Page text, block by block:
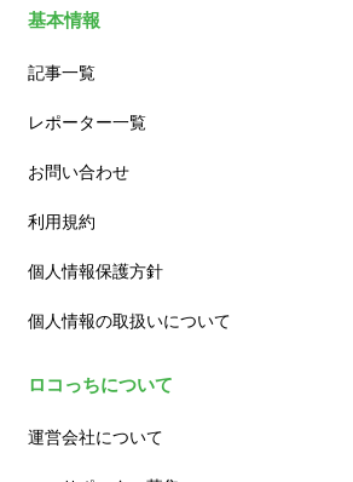
基本情報
記事一覧
レポーター一覧
お問い合わせ
利用規約
個人情報保護方針
個人情報の取扱いについて
ロコっちについて
運営会社について